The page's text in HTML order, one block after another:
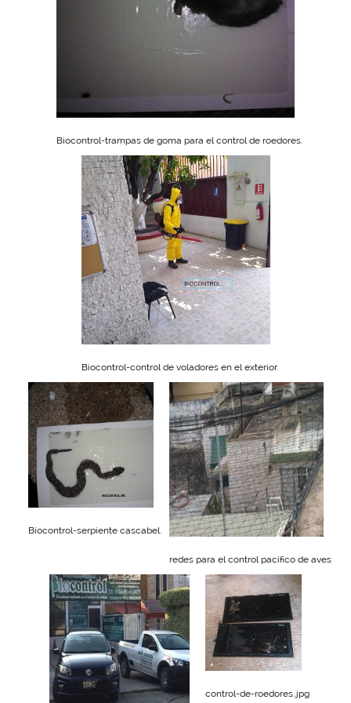
Biocontrol-trampas de goma para el control de roedores.
Biocontrol-control de voladores en el exterior.
Biocontrol-serpiente cascabel.
redes para el control pacífico de aves
control-de-roedores..jpg